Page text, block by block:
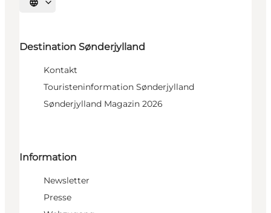
Sprache auswählen
Destination Sønderjylland
Kontakt
Touristeninformation Sønderjylland
Sønderjylland Magazin 2026
Information
Newsletter
Presse